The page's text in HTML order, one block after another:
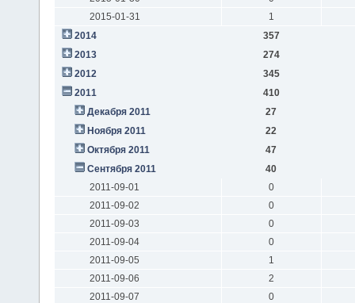
2015-01-31
1
2014
357
2013
274
2012
345
2011
410
Декабря 2011
27
Ноября 2011
22
Октября 2011
47
Сентября 2011
40
2011-09-01
0
2011-09-02
0
2011-09-03
0
2011-09-04
0
2011-09-05
1
2011-09-06
2
2011-09-07
0